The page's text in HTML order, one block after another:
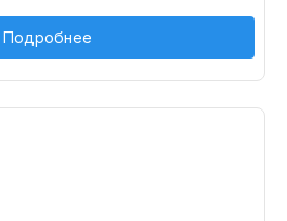
Подробнее